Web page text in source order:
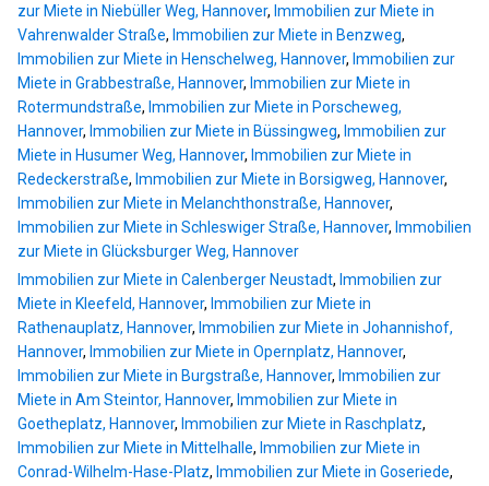
zur Miete in Niebüller Weg, Hannover, Immobilien zur Miete in
Vahrenwalder Straße, Immobilien zur Miete in Benzweg,
Immobilien zur Miete in Henschelweg, Hannover, Immobilien zur
Miete in Grabbestraße, Hannover, Immobilien zur Miete in
Rotermundstraße, Immobilien zur Miete in Porscheweg,
Hannover, Immobilien zur Miete in Büssingweg, Immobilien zur
Miete in Husumer Weg, Hannover, Immobilien zur Miete in
Redeckerstraße, Immobilien zur Miete in Borsigweg, Hannover,
Immobilien zur Miete in Melanchthonstraße, Hannover,
Immobilien zur Miete in Schleswiger Straße, Hannover, Immobilien
zur Miete in Glücksburger Weg, Hannover
Immobilien zur Miete in Calenberger Neustadt, Immobilien zur
Miete in Kleefeld, Hannover, Immobilien zur Miete in
Rathenauplatz, Hannover, Immobilien zur Miete in Johannishof,
Hannover, Immobilien zur Miete in Opernplatz, Hannover,
Immobilien zur Miete in Burgstraße, Hannover, Immobilien zur
Miete in Am Steintor, Hannover, Immobilien zur Miete in
Goetheplatz, Hannover, Immobilien zur Miete in Raschplatz,
Immobilien zur Miete in Mittelhalle, Immobilien zur Miete in
Conrad-Wilhelm-Hase-Platz, Immobilien zur Miete in Goseriede,